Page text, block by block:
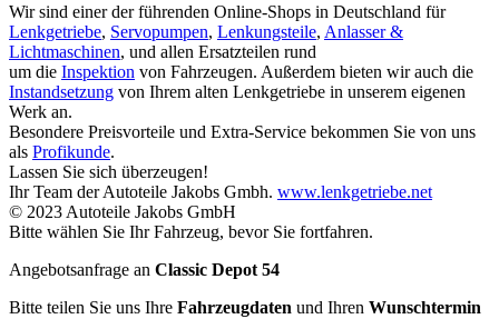
Wir sind einer der führenden Online-Shops in Deutschland für
Lenkgetriebe, Servopumpen, Lenkungsteile, Anlasser &
Lichtmaschinen, und allen Ersatzteilen rund
um die Inspektion von Fahrzeugen. Außerdem bieten wir auch die
Instandsetzung von Ihrem alten Lenkgetriebe in unserem eigenen
Werk an.
Besondere Preisvorteile und Extra-Service bekommen Sie von uns
als Profikunde.
Lassen Sie sich überzeugen!
Ihr Team der Autoteile Jakobs Gmbh. www.lenkgetriebe.net
© 2023 Autoteile Jakobs GmbH
Bitte wählen Sie Ihr Fahrzeug, bevor Sie fortfahren.
Angebotsanfrage an Classic Depot 54
Bitte teilen Sie uns Ihre Fahrzeugdaten und Ihren Wunschtermin